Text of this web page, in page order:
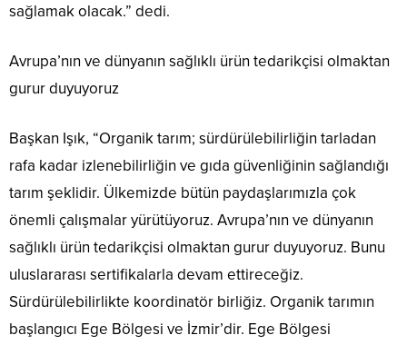
sağlamak olacak.” dedi.
Avrupa’nın ve dünyanın sağlıklı ürün tedarikçisi olmaktan
gurur duyuyoruz
Başkan Işık, “Organik tarım; sürdürülebilirliğin tarladan
rafa kadar izlenebilirliğin ve gıda güvenliğinin sağlandığı
tarım şeklidir. Ülkemizde bütün paydaşlarımızla çok
önemli çalışmalar yürütüyoruz. Avrupa’nın ve dünyanın
sağlıklı ürün tedarikçisi olmaktan gurur duyuyoruz. Bunu
uluslararası sertifikalarla devam ettireceğiz.
Sürdürülebilirlikte koordinatör birliğiz. Organik tarımın
başlangıcı Ege Bölgesi ve İzmir’dir. Ege Bölgesi